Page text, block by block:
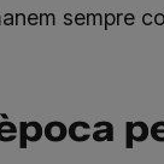
sempre